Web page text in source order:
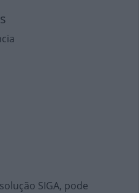
SIGA, pode